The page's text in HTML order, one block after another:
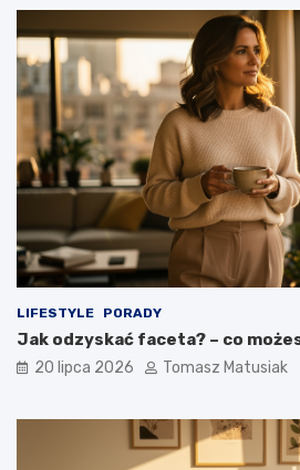
LIFESTYLE PORADY
Jak odzyskać faceta? – co
20 lipca 2026 Tomasz Matusiak